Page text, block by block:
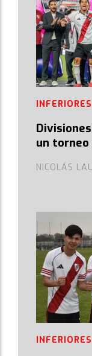
un torneo
NICOLÁS
INFERIORES
INFERIORES